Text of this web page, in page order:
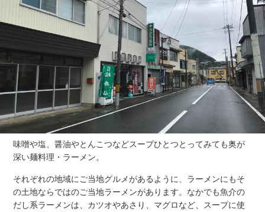
味噌や塩、醤油やとんこつなどスープひとつとってみても奥が
深い麺料理・ラーメン。
それぞれの地域にご当地グルメがあるように、ラーメンにもそ
の土地ならではのご当地ラーメンがあります。なかでも魚介の
だし系ラーメンは、カツオやあさり、マグロなど、スープに使